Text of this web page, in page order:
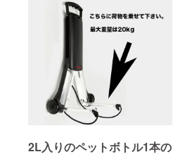
2L入りのペットボトル1本の